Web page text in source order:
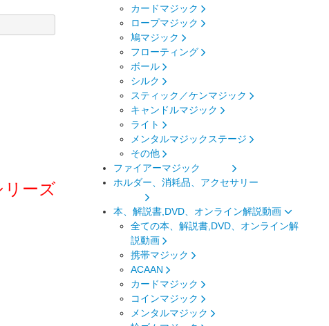
リーズ
カードマジック
ロープマジック
鳩マジック
フローティング
ボール
シルク
スティック／ケンマジック
キャンドルマジック
ライト
メンタルマジックステージ
その他
ファイアーマジック
ホルダー、消耗品、アクセサリー
本、解説書,DVD、オンライン解説動画
全ての本、解説書,DVD、オンライン解
説動画
携帯マジック
ACAAN
カードマジック
コインマジック
メンタルマジック